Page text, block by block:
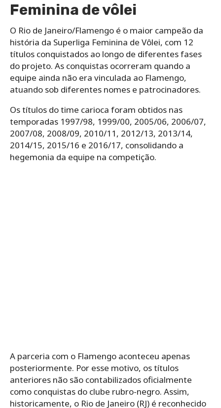
Feminina de vôlei
O Rio de Janeiro/Flamengo é o maior campeão da
história da Superliga Feminina de Vôlei, com 12
títulos conquistados ao longo de diferentes fases
do projeto. As conquistas ocorreram quando a
equipe ainda não era vinculada ao Flamengo,
atuando sob diferentes nomes e patrocinadores.
Os títulos do time carioca foram obtidos nas
temporadas 1997/98, 1999/00, 2005/06, 2006/07,
2007/08, 2008/09, 2010/11, 2012/13, 2013/14,
2014/15, 2015/16 e 2016/17, consolidando a
hegemonia da equipe na competição.
A parceria com o Flamengo aconteceu apenas
posteriormente. Por esse motivo, os títulos
anteriores não são contabilizados oficialmente
como conquistas do clube rubro-negro. Assim,
historicamente, o Rio de Janeiro (RJ) é reconhecido